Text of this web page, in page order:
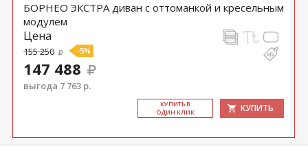
БОРНЕО ЭКСТРА диван с оттоманкой и кресельным
модулем
Цена
155 250 -5%
147 488
выгода 7 763 р.
КУ­ПИТЬ В
ОДИН КЛИК
КУПИТЬ